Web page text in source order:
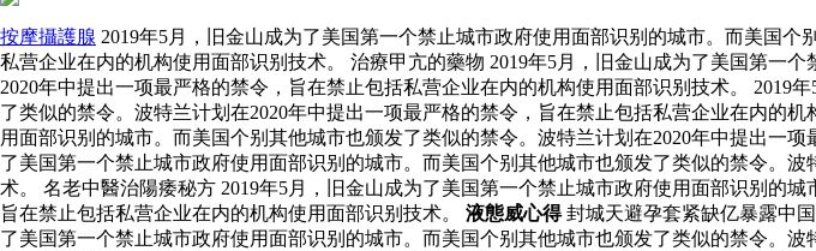
按摩攝護腺 2019年5月，旧金山成为了美国第一个禁止城市政府使用面部识别的城市。而美国
私营企业在内的机构使用面部识别技术。 治療甲亢的藥物 2019年5月，旧金山成为了美国第一
2020年中提出一项最严格的禁令，旨在禁止包括私营企业在内的机构使用面部识别技术。
了类似的禁令。波特兰计划在2020年中提出一项最严格的禁令，旨在禁止包括私营企业在内的机
用面部识别的城市。而美国个别其他城市也颁发了类似的禁令。波特兰计划在2020年中提出一
了美国第一个禁止城市政府使用面部识别的城市。而美国个别其他城市也颁发了类似的禁令。
术。 名老中醫治陽痿秘方 2019年5月，旧金山成为了美国第一个禁止城市政府使用面部识别的
旨在禁止包括私营企业在内的机构使用面部识别技术。 液態威心得封城天避孕套紧缺亿暴露中
了美国第一个禁止城市政府使用面部识别的城市。而美国个别其他城市也颁发了类似的禁令。